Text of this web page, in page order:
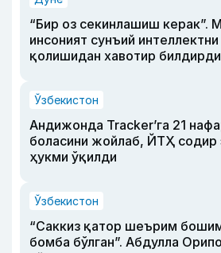
“Бир оз секинлашиш керак”.
инсоният сунъий
қолишидан хавотир билдирди
Ўзбекистон
Андижонда Tracker’га 21
боласини жойлаб, ЙТҲ содир
ҳукми ўқилди
Ўзбекистон
“Саккиз қатор шеърим
бомба бўлган”. Абдулла